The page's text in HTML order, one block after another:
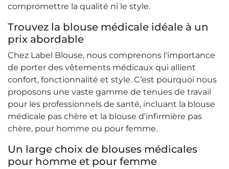
compromettre la qualité ni le style.
Trouvez la blouse médicale idéale à un
prix abordable
Chez Label Blouse, nous comprenons l'importance
de porter des vêtements médicaux qui allient
confort, fonctionnalité et style. C’est pourquoi nous
proposons une vaste gamme de tenues de travail
pour les professionnels de santé, incluant la blouse
médicale pas chère et la blouse d'infirmière pas
chère, pour homme ou pour femme.
Un large choix de blouses médicales
pour homme et pour femme